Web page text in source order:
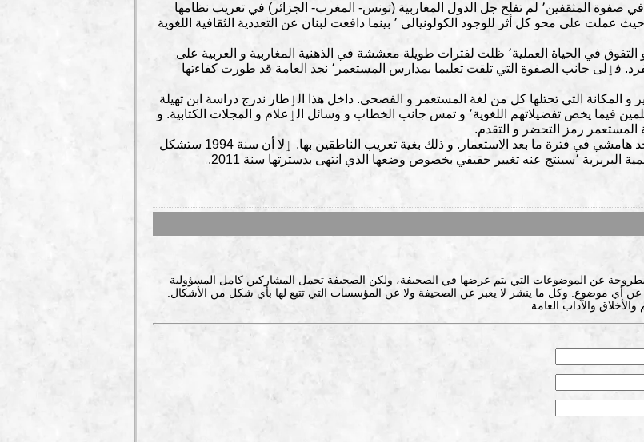
و بعد أفول الاستعمار الذي خلف تركة كولونيالية تجلت في صفوة المثقفين٬ لم تفلح جل الدول المغاربية (تونس- المغرب- الجزائر) في تعريب نظامها
التعليمي و الٳداري. لكننا نجد موقفا مغايرا في سوريا٬ حيث عملت على محو كل أثر للوجود الكولونيالي ٬ بينما دافعت لبنان عن التعددية الثقافية اللغوية
ففكرة اكتساب لغة المستعمر الدالة على مدى النجاح و التفوق في الحياة العملية٬ ظلت لفترات طويلة معششة في الذهنية المغاربية و العربية على
العموم. حيث ترسخت هذه الفكرة لاشعوريا في ذهن الفرد. فٳلى جانب الصفوة التي تلقت تعليما بمدارس المستعمر٬ نجد العامة قد طورت كفاءتها
المكانة التي تحتلها كل من لغة المستعمر و الفصحى. داخل هذا الٳطار ندرج دراسة ابن تهيلة
بالمغرب سنة 1973 ٬ التي تتضمن أسئلة و ٳجابات متكلمين فيما يخص تفضيلاتهم اللغوية٬ و تمس جانب الخطاب و وسائل الٳعلام و المجلات الكتابية. و
رمز التحضر و التقدم.
أما بخصوص وضع البربرية داخل المغرب العربي٬ فهو جد هامشي في فترة ما بعد الاستعمار. و ذلك بغية تعريب الناطقين بها. ٳلا أن سنة 1994 ستشكل
عن الموضوعات التي يتم عرضها في الصحيفة، ولكن الصحيفة تحمل المشاركين كامل المسؤولية
أي موضوع. وكل ما ينشر لا يعبر عن الصحيفة ولا عن المؤسسات التي تتبع لها بأي شكل من الأشكال.
والآداب العامة.